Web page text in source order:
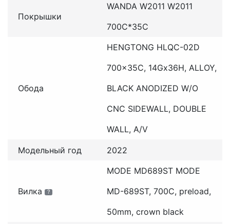
Покрышки
WANDA W2011 W2011
700C*35C
Обода
HENGTONG HLQC-02D
700x35C, 14Gx36H, ALLOY,
BLACK ANODIZED W/O
CNC SIDEWALL, DOUBLE
WALL, A/V
Модельный год 2022
Вилка ?
MODE MD689ST MODE
MD-689ST, 700C, preload,
50mm, crown black